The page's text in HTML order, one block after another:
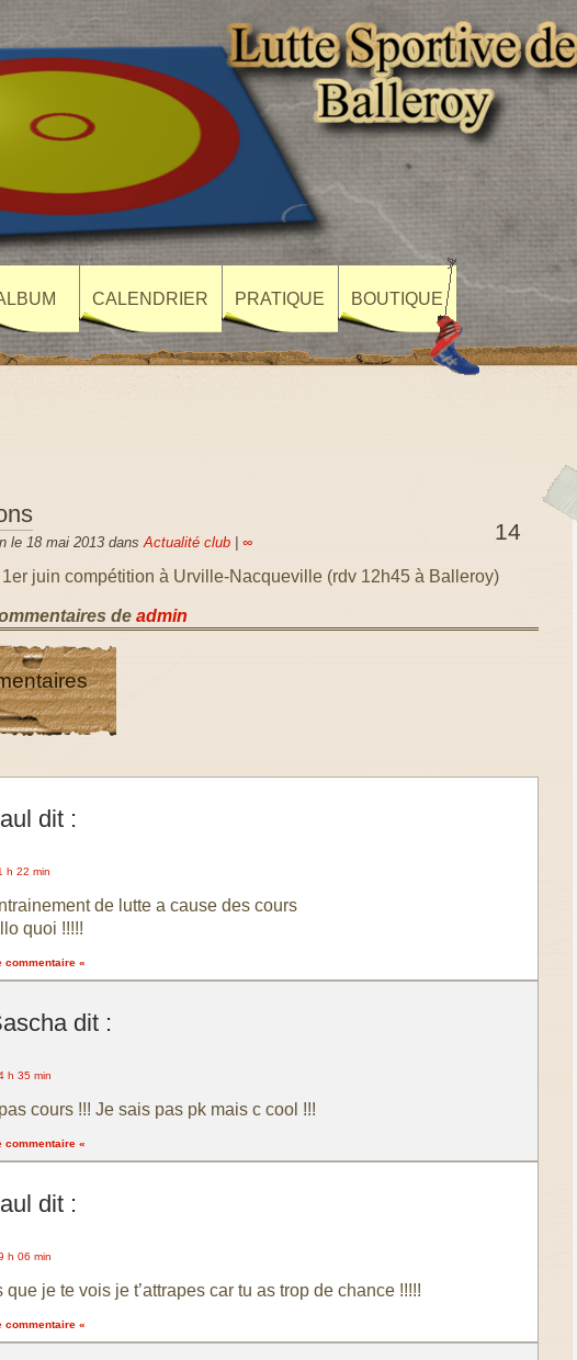
CALENDRIER PRATIQUE BOUTIQUE
14
le 18 mai 2013 dansActualité club| ∞
juin compétition à Urville-Nacqueville (rdv 12h45 à Balleroy)
de admin
dit :
h 22 min
de lutte a cause des cours
quoi !!!!!
commentaire «
dit :
h 35 min
cours !!! Je sais pas pk mais c cool !!!
commentaire «
dit :
h 06 min
que je te vois je t’attrapes car tu as trop de chance !!!!!
commentaire «